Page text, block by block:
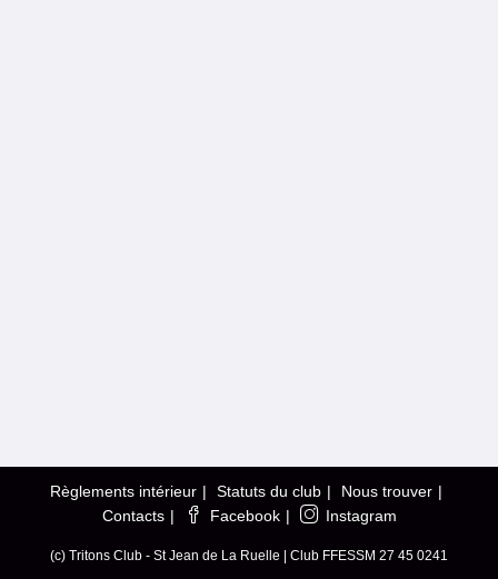
Règlements intérieur Statuts du club
Nous trouver
Contacts
Facebook Instagram
(c) Tritons Club - St Jean de La Ruelle | Club FFESSM 27 45 0241